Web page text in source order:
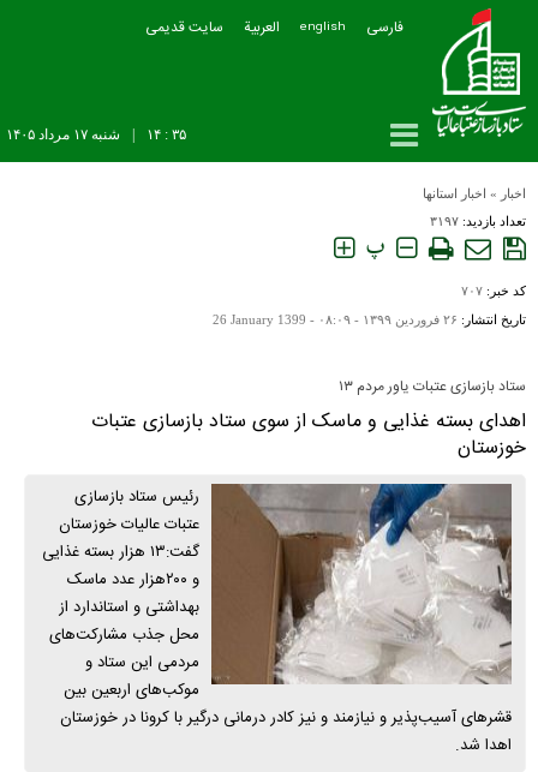
فارسی english العربیة سایت قدیمی
شنبه ۱۷ مرداد ۱۴۰۵ ۳۵ : ۱۴
اخبار » اخبار استانها
تعداد بازدید: ۳۱۹۷
پ
کد خبر: ۷۰۷
تاریخ انتشار: ۲۶ فروردين ۱۳۹۹ - ۰۸:۰۹ - 26 January 1399
ستاد بازسازی عتبات یاور مردم ۱۳
اهدای بسته غذایی و ماسک از سوی ستاد بازسازی عتبات
خوزستان
رئیس ستاد بازسازی
عتبات عالیات خوزستان
گفت:۱۳ هزار بسته غذایی
و ۲۰۰هزار عدد ماسک
بهداشتی و استاندارد از
محل جذب مشارکت‌های
مردمی این ستاد و
موکب‌های اربعین بین
قشرهای آسیب‌پذیر و نیازمند و نیز کادر درمانی درگیر با کرونا در خوزستان
اهدا شد.